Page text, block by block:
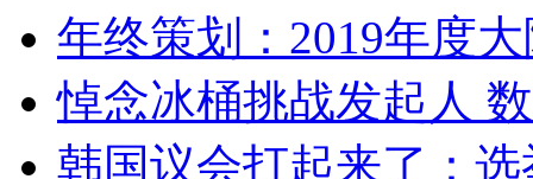
年终策划：2019年度
悼念冰桶挑战发起人
韩国议会打起来了：